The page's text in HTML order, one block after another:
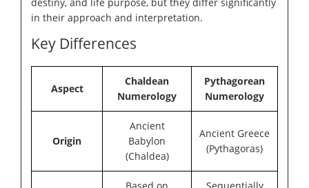
in their approach and interpretation.
Key Differences
Aspect
Chaldean
Numerology
Pythagorean
Numerology
Origin
Ancient
Babylon
(Chaldea)
Ancient Greece
(Pythagoras)